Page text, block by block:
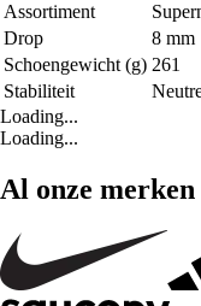
Assortiment
Drop
8 mm
Schoengewicht (g) 261
Stabiliteit
Loading...
Loading...
Al onze merken